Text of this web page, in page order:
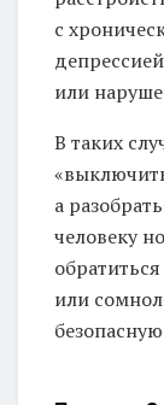
с
или
В таких
а
человеку
или